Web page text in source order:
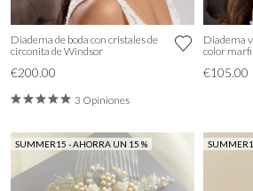
Diadema de boda con cristales de
circonita de Windsor
€200.00
3 Opiniones
Diadema
color
€105.00
SUMMER15 - AHORRA UN 15 %